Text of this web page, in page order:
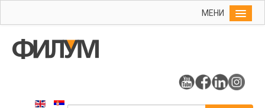
МЕНИ
Упис